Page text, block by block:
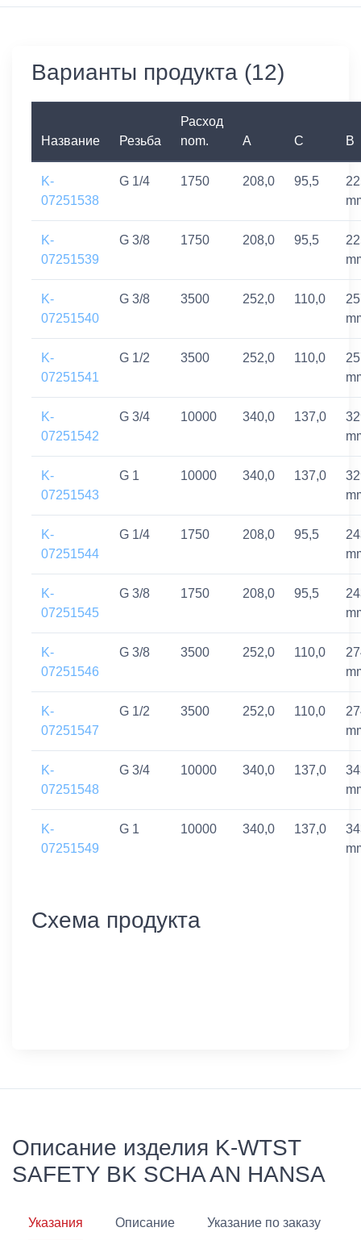
Варианты продукта (12)
Название Резьба
Расход
nom.
A C B
K-
07251538
G 1/4 1750 208,0 95,5
K-
07251539
G 3/8 1750 208,0 95,5
K-
07251540
G 3/8 3500 252,0 110,0
K-
07251541
G 1/2 3500 252,0 110,0
K-
07251542
G 3/4 10000 340,0 137,0
K-
07251543
G 1 10000 340,0 137,0
K-
07251544
G 1/4 1750 208,0 95,5
K-
07251545
G 3/8 1750 208,0 95,5
K-
07251546
G 3/8 3500 252,0 110,0
K-
07251547
G 1/2 3500 252,0 110,0
K-
07251548
G 3/4 10000 340,0 137,0
K-
07251549
G 1 10000 340,0 137,0
Схема продукта
Описание изделия K-WTST
SAFETY BK SCHA AN HANSA
Указания Описание Указание по заказу